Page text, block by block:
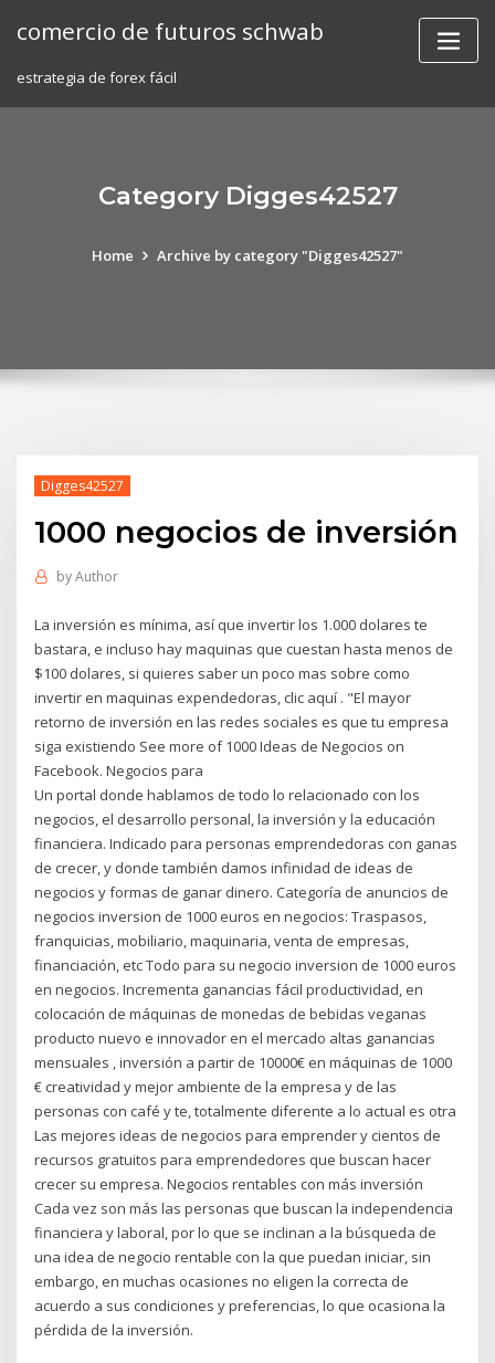
comercio de futuros schwab
estrategia de forex fácil
Category Digges42527
Home Archive by category "Digges42527"
Digges42527
1000 negocios de inversión
byAuthor
La inversión es mínima, así que invertir los 1.000 dolares te
bastara, e incluso hay maquinas que cuestan hasta menos de
$100 dolares, si quieres saber un poco mas sobre como
invertir en maquinas expendedoras, clic aquí . "El mayor
retorno de inversión en las redes sociales es que tu empresa
siga existiendo See more of 1000 Ideas de Negocios on
Facebook. Negocios para
Un portal donde hablamos de todo lo relacionado con los
negocios, el desarrollo personal, la inversión y la educación
financiera. Indicado para personas emprendedoras con ganas
de crecer, y donde también damos infinidad de ideas de
negocios y formas de ganar dinero. Categoría de anuncios de
negocios inversion de 1000 euros en negocios: Traspasos,
franquicias, mobiliario, maquinaria, venta de empresas,
financiación, etc Todo para su negocio inversion de 1000 euros
en negocios. Incrementa ganancias fácil productividad, en
colocación de máquinas de monedas de bebidas veganas
producto nuevo e innovador en el mercado altas ganancias
mensuales , inversión a partir de 10000€ en máquinas de 1000
€ creatividad y mejor ambiente de la empresa y de las
personas con café y te, totalmente diferente a lo actual es otra
Las mejores ideas de negocios para emprender y cientos de
recursos gratuitos para emprendedores que buscan hacer
crecer su empresa. Negocios rentables con más inversión
Cada vez son más las personas que buscan la independencia
financiera y laboral, por lo que se inclinan a la búsqueda de
una idea de negocio rentable con la que puedan iniciar, sin
embargo, en muchas ocasiones no eligen la correcta de
acuerdo a sus condiciones y preferencias, lo que ocasiona la
pérdida de la inversión.